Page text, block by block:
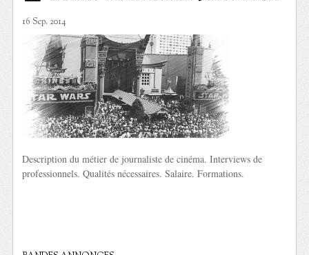
16 Sep. 2014
Description du métier de journaliste de cinéma. Interviews de
professionnels. Qualités nécessaires. Salaire. Formations.